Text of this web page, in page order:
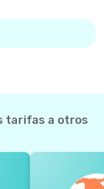
tarifas a otros